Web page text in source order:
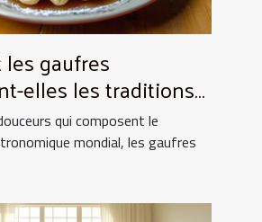
gaufres
elles les traditions
qui composent le
mondial, les gaufres